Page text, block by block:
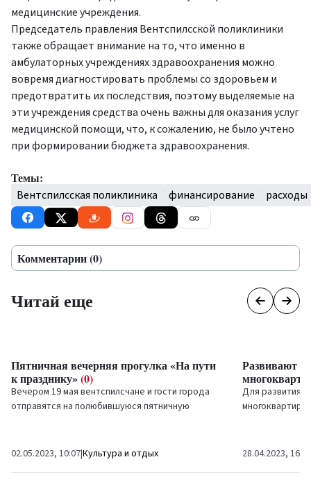
медицинские учреждения.
Председатель правления Вентспилсской поликлиники
также обращает внимание на то, что именно в
амбулаторных учреждениях здравоохранения можно
вовремя диагностировать проблемы со здоровьем и
предотвратить их последствия, поэтому выделяемые на
эти учреждения средства очень важны для оказания услуг
медицинской помощи, что, к сожалению, не было учтено
при формировании бюджета здравоохранения.
Темы:
Вентспилсская поликлиника финансирование расходы
Комментарии (0)
Читай еще
Пятничная вечерняя прогулка «На пути
к празднику»(0)
Вечером 19 мая вентспилсчане и гости города
отправятся на полюбившуюся пятничную
02.05.2023, 10:07|Культура и отдых
Развивают
Для развития
28.04.2023, 16:21